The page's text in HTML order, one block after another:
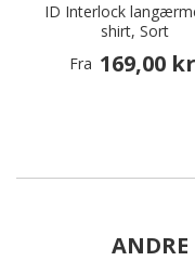
ID Interlock
shirt, Sort
Fra 169,00